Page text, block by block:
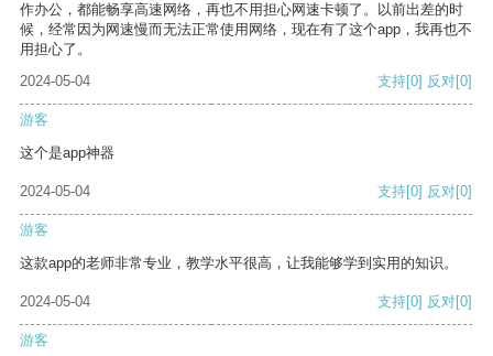
作办公，都能畅享高速网络，再也不用担心网速卡顿了。以前出差的时
候，经常因为网速慢而无法正常使用网络，现在有了这个app，我再也不
用担心了。
2024-05-04
支持[0] 反对[0]
游客
这个是app神器
2024-05-04 支持[0] 反对[0]
游客
这款app的老师非常专业，教学水平很高，让我能够学到实用的知识。
2024-05-04 支持[0] 反对[0]
游客